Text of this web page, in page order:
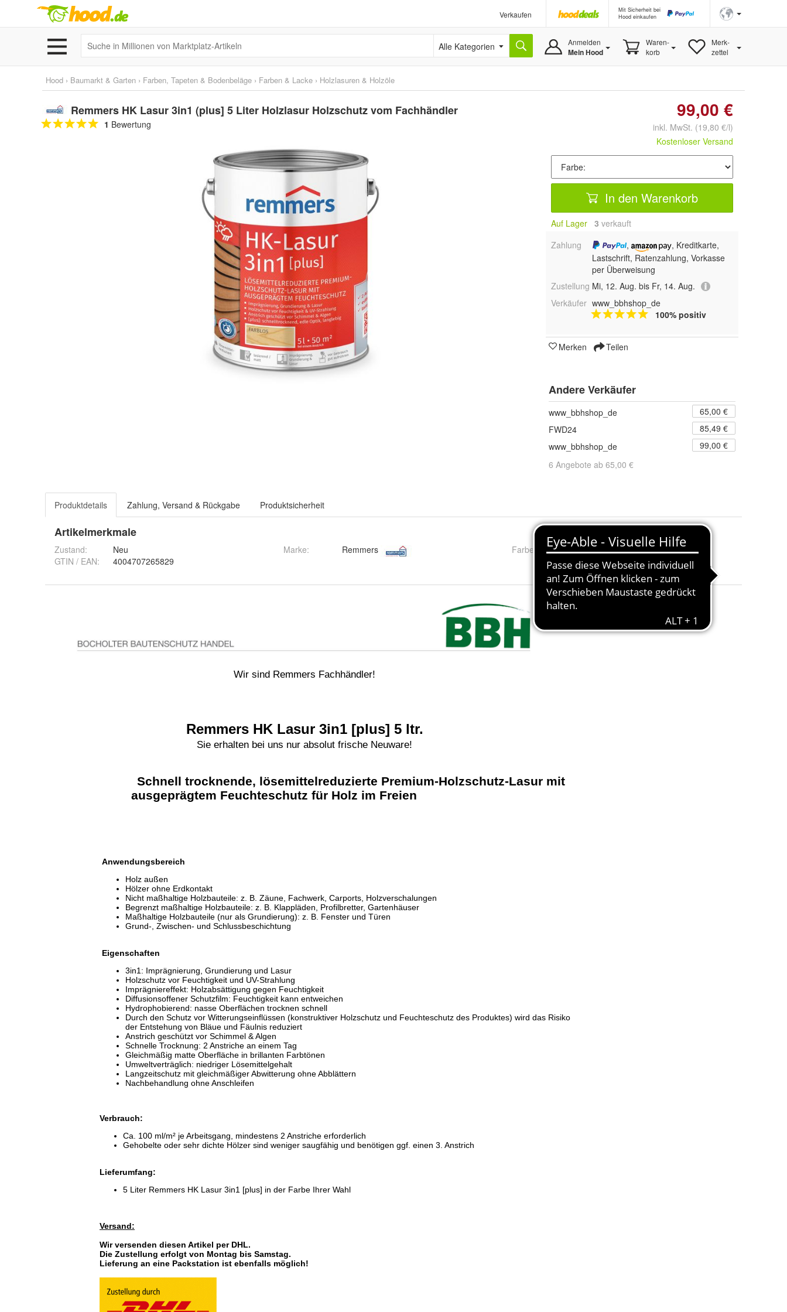
Verkaufen
Mit Sicherheit bei
Hood einkaufen
Alle Kategorien Anmelden
Mein Hood
Waren-
korb
Merk-
zettel
Hood › Baumarkt & Garten › Farben, Tapeten & Bodenbeläge › Farben & Lacke › Holzlasuren & Holzöle
Remmers HK Lasur 3in1 (plus] 5 Liter Holzlasur Holzschutz vom Fachhändler
1 Bewertung
99,00 €
inkl. MwSt. (19,80 €/l)
Kostenloser Versand
In den Warenkorb
Auf Lager 3 verkauft
Zahlung
,
, Kreditkarte,
Lastschrift, Ratenzahlung, Vorkasse
per Überweisung
Zustellung Mi, 12. Aug. bis Fr, 14. Aug.
Verkäufer www_bbhshop_de
100% positiv
Merken Teilen
Andere Verkäufer
www_bbhshop_de
65,00 €
FWD24
85,49 €
www_bbhshop_de
99,00 €
6 Angebote ab 65,00 €
Produktdetails Zahlung, Versand & Rückgabe Produktsicherheit
Artikelmerkmale
Zustand:
Neu
GTIN / EAN:
4004707265829
Marke: Remmers Farbe farblos, eiche hell (RC-365), kiefer (RC-270), nussbaum